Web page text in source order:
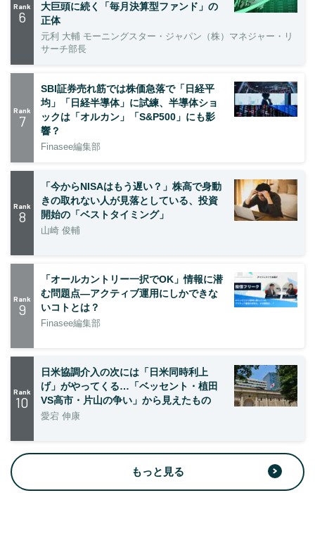
Rank
6
大巨頭に続く「毎月決算型ファンド」の
正体
元利 大輔 モーニングスター・ジャパン（株）マネジャー・リ
サーチ部長
Rank
7
SBI証券売れ筋では株価急落で「日経平
均」「日経半導体」に試練、半導体ショ
ックは「オルカン」「S&P500」にも影
響？
Finasee編集部
Rank
8
「今からNISAはもう遅い？」株高で身動
きの取れない人が見落としている、投資
開始の「ベストタイミング」
山崎 俊輔
Rank
9
「オールカントリー一択でOK」情報に潜
む問題点―アクティブ運用にしかできな
いコトとは？
Finasee編集部
Rank
10
日米協調介入の次には「日米同時利上
げ」がやってくる…「ベッセント・植田
VS高市・片山の争い」から見えたもの
愛宕 伸康
もっと見る